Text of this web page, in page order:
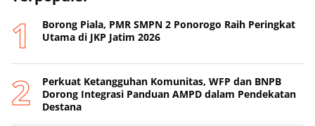
Borong Piala, PMR SMPN 2 Ponorogo Raih Peringkat
Utama di JKP Jatim 2026
Perkuat Ketangguhan Komunitas, WFP dan BNPB
Dorong Integrasi Panduan AMPD dalam Pendekatan
Destana